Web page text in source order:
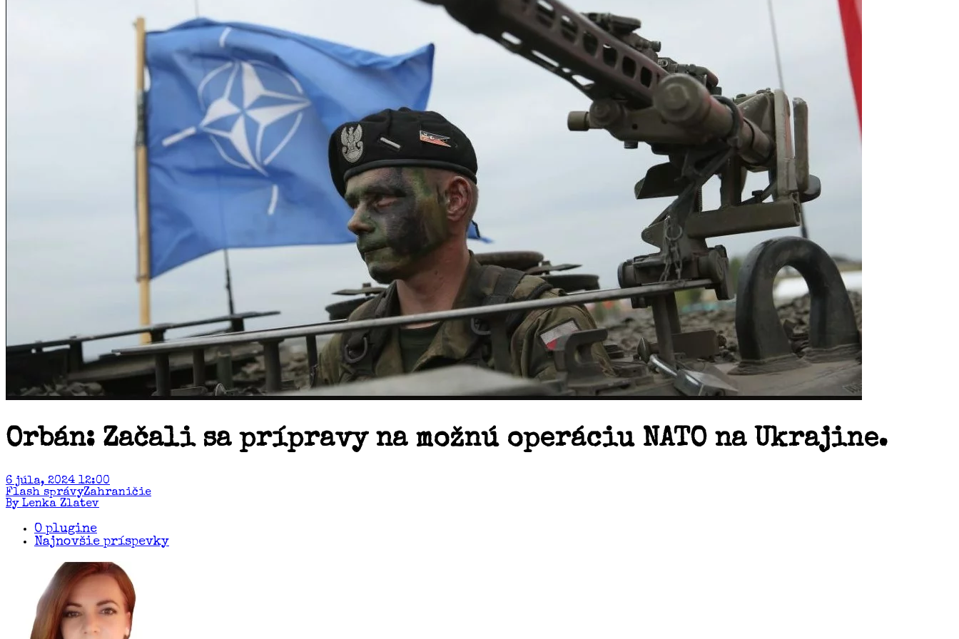
Orbán: Začali sa prípravy na možnú operáciu NATO na Ukrajine.
6 júla, 2024 12:00
Flash správyZahraničie
By Lenka Zlatev
O plugine
Najnovšie príspevky